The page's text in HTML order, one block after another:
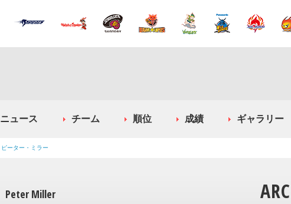
ニュース チーム 順位 成績 ギャラリー
ピーター・ミラー
Peter Miller